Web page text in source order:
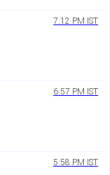
7:12 PM IST
6:57 PM IST
5:58 PM IST